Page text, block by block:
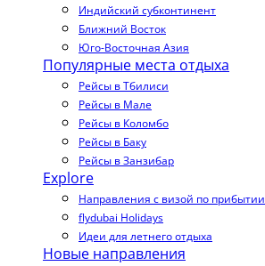
Индийский субконтинент
Ближний Восток
Юго-Восточная Азия
Популярные места отдыха
Рейсы в Тбилиси
Рейсы в Мале
Рейсы в Коломбо
Рейсы в Баку
Рейсы в Занзибар
Explore
Направления с визой по прибытии
flydubai Holidays
Идеи для летнего отдыха
Новые направления